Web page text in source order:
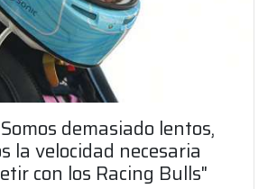
demasiado lentos,
la velocidad necesaria
con los Racing Bulls"